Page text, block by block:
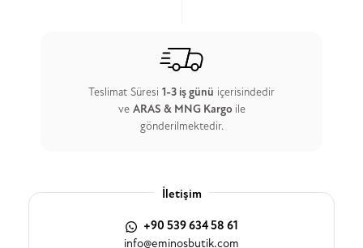
Teslimat Süresi 1-3 iş günü içerisindedir
ve ARAS & MNG Kargo ile
gönderilmektedir.
İletişim
+90 539 634 58 61
info@eminosbutik.com